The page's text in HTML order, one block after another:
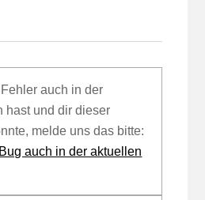
auch in der
hast und dir dieser
melde uns das bitte:
auch in der aktuellen